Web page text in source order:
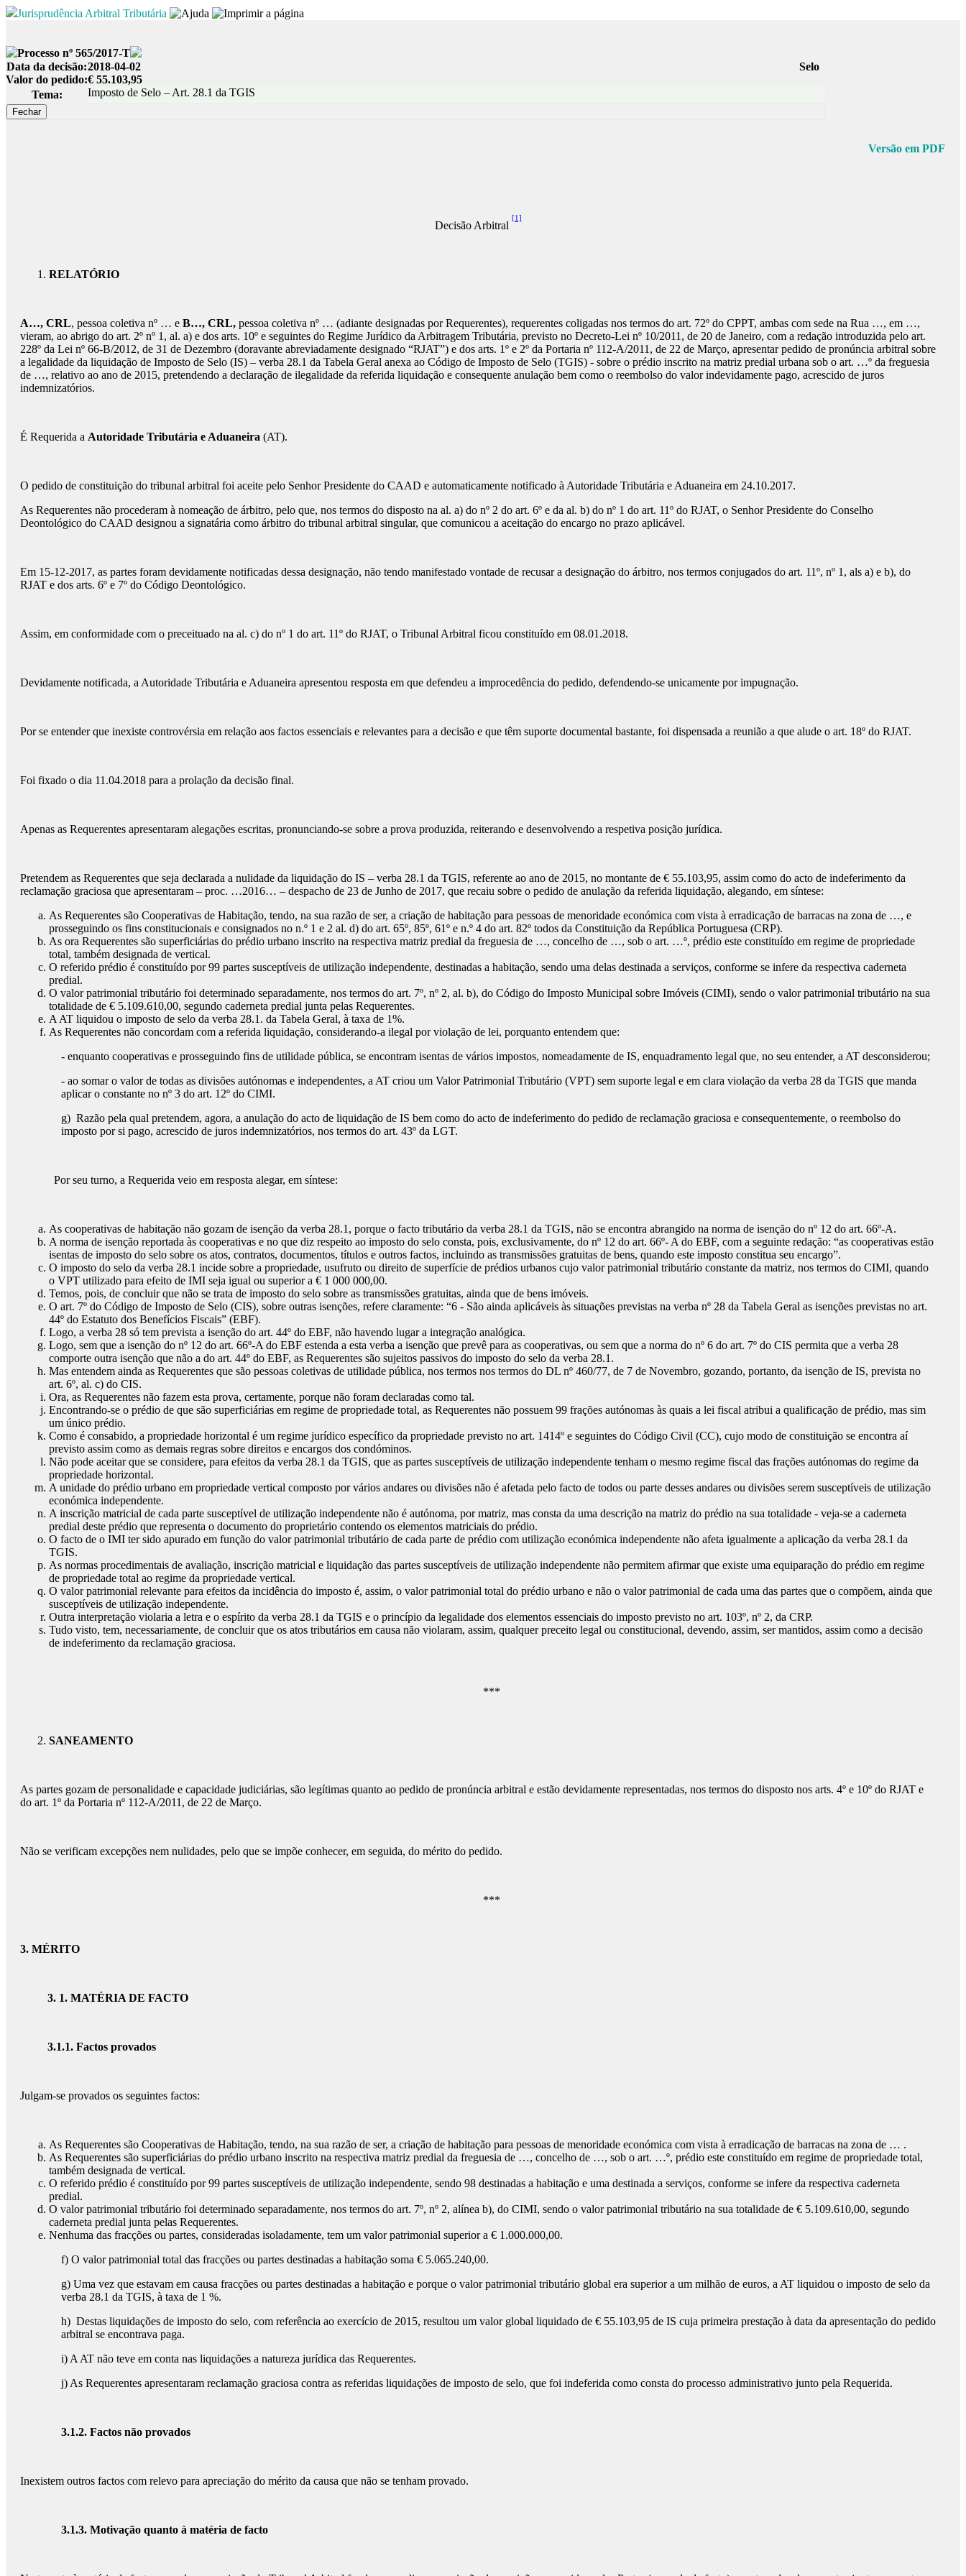
Jurisprudência Arbitral Tributária
Processo nº 565/2017-T
Data da decisão:2018-04-02
Selo
Valor do pedido:€ 55.103,95
Tema:
Imposto de Selo – Art. 28.1 da TGIS
Versão em PDF
Decisão Arbitral
[1]
RELATÓRIO
A…, CRL, pessoa coletiva nº … e B…, CRL, pessoa coletiva nº … (adiante designadas por Requerentes), requerentes coligadas nos termos do art. 72º do CPPT, ambas com sede na Rua …, em …,
vieram, ao abrigo do art. 2º nº 1, al. a) e dos arts. 10º e seguintes do Regime Jurídico da Arbitragem Tributária, previsto no Decreto-Lei nº 10/2011, de 20 de Janeiro, com a redação introduzida pelo art.
228º da Lei nº 66-B/2012, de 31 de Dezembro (doravante abreviadamente designado “RJAT”) e dos arts. 1º e 2º da Portaria nº 112-A/2011, de 22 de Março, apresentar pedido de pronúncia arbitral sobre
a legalidade da liquidação de Imposto de Selo (IS) – verba 28.1 da Tabela Geral anexa ao Código de Imposto de Selo (TGIS) - sobre o prédio inscrito na matriz predial urbana sob o art. …º da freguesia
de …, relativo ao ano de 2015, pretendendo a declaração de ilegalidade da referida liquidação e consequente anulação bem como o reembolso do valor indevidamente pago, acrescido de juros
indemnizatórios.
É Requerida a Autoridade Tributária e Aduaneira (AT).
O pedido de constituição do tribunal arbitral foi aceite pelo Senhor Presidente do CAAD e automaticamente notificado à Autoridade Tributária e Aduaneira em 24.10.2017.
As Requerentes não procederam à nomeação de árbitro, pelo que, nos termos do disposto na al. a) do nº 2 do art. 6º e da al. b) do nº 1 do art. 11º do RJAT, o Senhor Presidente do Conselho
Deontológico do CAAD designou a signatária como árbitro do tribunal arbitral singular, que comunicou a aceitação do encargo no prazo aplicável.
Em 15-12-2017, as partes foram devidamente notificadas dessa designação, não tendo manifestado vontade de recusar a designação do árbitro, nos termos conjugados do art. 11º, nº 1, als a) e b), do
RJAT e dos arts. 6º e 7º do Código Deontológico.
Assim, em conformidade com o preceituado na al. c) do nº 1 do art. 11º do RJAT, o Tribunal Arbitral ficou constituído em 08.01.2018.
Devidamente notificada, a Autoridade Tributária e Aduaneira apresentou resposta em que defendeu a improcedência do pedido, defendendo-se unicamente por impugnação.
Por se entender que inexiste controvérsia em relação aos factos essenciais e relevantes para a decisão e que têm suporte documental bastante, foi dispensada a reunião a que alude o art. 18º do RJAT.
Foi fixado o dia 11.04.2018 para a prolação da decisão final.
Apenas as Requerentes apresentaram alegações escritas, pronunciando-se sobre a prova produzida, reiterando e desenvolvendo a respetiva posição jurídica.
Pretendem as Requerentes que seja declarada a nulidade da liquidação do IS – verba 28.1 da TGIS, referente ao ano de 2015, no montante de € 55.103,95, assim como do acto de indeferimento da
reclamação graciosa que apresentaram – proc. …2016… – despacho de 23 de Junho de 2017, que recaiu sobre o pedido de anulação da referida liquidação, alegando, em síntese:
As Requerentes são Cooperativas de Habitação, tendo, na sua razão de ser, a criação de habitação para pessoas de menoridade económica com vista à erradicação de barracas na zona de …, e
prosseguindo os fins constitucionais e consignados no n.º 1 e 2 al. d) do art. 65º, 85º, 61º e n.º 4 do art. 82º todos da Constituição da República Portuguesa (CRP).
As ora Requerentes são superficiárias do prédio urbano inscrito na respectiva matriz predial da freguesia de …, concelho de …, sob o art. …º, prédio este constituído em regime de propriedade
total, também designada de vertical.
O referido prédio é constituído por 99 partes susceptíveis de utilização independente, destinadas a habitação, sendo uma delas destinada a serviços, conforme se infere da respectiva caderneta
predial.
O valor patrimonial tributário foi determinado separadamente, nos termos do art. 7º, nº 2, al. b), do Código do Imposto Municipal sobre Imóveis (CIMI), sendo o valor patrimonial tributário na sua
totalidade de € 5.109.610,00, segundo caderneta predial junta pelas Requerentes.
A AT liquidou o imposto de selo da verba 28.1. da Tabela Geral, à taxa de 1%.
As Requerentes não concordam com a referida liquidação, considerando-a ilegal por violação de lei, porquanto entendem que:
- enquanto cooperativas e prosseguindo fins de utilidade pública, se encontram isentas de vários impostos, nomeadamente de IS, enquadramento legal que, no seu entender, a AT desconsiderou;
- ao somar o valor de todas as divisões autónomas e independentes, a AT criou um Valor Patrimonial Tributário (VPT) sem suporte legal e em clara violação da verba 28 da TGIS que manda
aplicar o constante no nº 3 do art. 12º do CIMI.
g) Razão pela qual pretendem, agora, a anulação do acto de liquidação de IS bem como do acto de indeferimento do pedido de reclamação graciosa e consequentemente, o reembolso do
imposto por si pago, acrescido de juros indemnizatórios, nos termos do art. 43º da LGT.
Por seu turno, a Requerida veio em resposta alegar, em síntese:
As cooperativas de habitação não gozam de isenção da verba 28.1, porque o facto tributário da verba 28.1 da TGIS, não se encontra abrangido na norma de isenção do nº 12 do art. 66º-A.
A norma de isenção reportada às cooperativas e no que diz respeito ao imposto do selo consta, pois, exclusivamente, do nº 12 do art. 66º- A do EBF, com a seguinte redação: “as cooperativas estão
isentas de imposto do selo sobre os atos, contratos, documentos, títulos e outros factos, incluindo as transmissões gratuitas de bens, quando este imposto constitua seu encargo”.
O imposto do selo da verba 28.1 incide sobre a propriedade, usufruto ou direito de superfície de prédios urbanos cujo valor patrimonial tributário constante da matriz, nos termos do CIMI, quando
o VPT utilizado para efeito de IMI seja igual ou superior a € 1 000 000,00.
Temos, pois, de concluir que não se trata de imposto do selo sobre as transmissões gratuitas, ainda que de bens imóveis.
O art. 7º do Código de Imposto de Selo (CIS), sobre outras isenções, refere claramente: “6 - São ainda aplicáveis às situações previstas na verba nº 28 da Tabela Geral as isenções previstas no art.
44º do Estatuto dos Benefícios Fiscais” (EBF).
Logo, a verba 28 só tem prevista a isenção do art. 44º do EBF, não havendo lugar a integração analógica.
Logo, sem que a isenção do nº 12 do art. 66º-A do EBF estenda a esta verba a isenção que prevê para as cooperativas, ou sem que a norma do nº 6 do art. 7º do CIS permita que a verba 28
comporte outra isenção que não a do art. 44º do EBF, as Requerentes são sujeitos passivos do imposto do selo da verba 28.1.
Mas entendem ainda as Requerentes que são pessoas coletivas de utilidade pública, nos termos nos termos do DL nº 460/77, de 7 de Novembro, gozando, portanto, da isenção de IS, prevista no
art. 6º, al. c) do CIS.
Ora, as Requerentes não fazem esta prova, certamente, porque não foram declaradas como tal.
Encontrando-se o prédio de que são superficiárias em regime de propriedade total, as Requerentes não possuem 99 frações autónomas às quais a lei fiscal atribui a qualificação de prédio, mas sim
um único prédio.
Como é consabido, a propriedade horizontal é um regime jurídico específico da propriedade previsto no art. 1414º e seguintes do Código Civil (CC), cujo modo de constituição se encontra aí
previsto assim como as demais regras sobre direitos e encargos dos condóminos.
Não pode aceitar que se considere, para efeitos da verba 28.1 da TGIS, que as partes susceptíveis de utilização independente tenham o mesmo regime fiscal das frações autónomas do regime da
propriedade horizontal.
A unidade do prédio urbano em propriedade vertical composto por vários andares ou divisões não é afetada pelo facto de todos ou parte desses andares ou divisões serem susceptíveis de utilização
económica independente.
A inscrição matricial de cada parte susceptível de utilização independente não é autónoma, por matriz, mas consta da uma descrição na matriz do prédio na sua totalidade - veja-se a caderneta
predial deste prédio que representa o documento do proprietário contendo os elementos matriciais do prédio.
O facto de o IMI ter sido apurado em função do valor patrimonial tributário de cada parte de prédio com utilização económica independente não afeta igualmente a aplicação da verba 28.1 da
TGIS.
As normas procedimentais de avaliação, inscrição matricial e liquidação das partes susceptíveis de utilização independente não permitem afirmar que existe uma equiparação do prédio em regime
de propriedade total ao regime da propriedade vertical.
O valor patrimonial relevante para efeitos da incidência do imposto é, assim, o valor patrimonial total do prédio urbano e não o valor patrimonial de cada uma das partes que o compõem, ainda que
susceptíveis de utilização independente.
Outra interpretação violaria a letra e o espírito da verba 28.1 da TGIS e o princípio da legalidade dos elementos essenciais do imposto previsto no art. 103º, nº 2, da CRP.
Tudo visto, tem, necessariamente, de concluir que os atos tributários em causa não violaram, assim, qualquer preceito legal ou constitucional, devendo, assim, ser mantidos, assim como a decisão
de indeferimento da reclamação graciosa.
***
SANEAMENTO
As partes gozam de personalidade e capacidade judiciárias, são legítimas quanto ao pedido de pronúncia arbitral e estão devidamente representadas, nos termos do disposto nos arts. 4º e 10º do RJAT e
do art. 1º da Portaria nº 112-A/2011, de 22 de Março.
Não se verificam excepções nem nulidades, pelo que se impõe conhecer, em seguida, do mérito do pedido.
***
3. MÉRITO
3. 1. MATÉRIA DE FACTO
3.1.1. Factos provados
Julgam-se provados os seguintes factos:
As Requerentes são Cooperativas de Habitação, tendo, na sua razão de ser, a criação de habitação para pessoas de menoridade económica com vista à erradicação de barracas na zona de … .
As Requerentes são superficiárias do prédio urbano inscrito na respectiva matriz predial da freguesia de …, concelho de …, sob o art. …º, prédio este constituído em regime de propriedade total,
também designada de vertical.
O referido prédio é constituído por 99 partes susceptíveis de utilização independente, sendo 98 destinadas a habitação e uma destinada a serviços, conforme se infere da respectiva caderneta
predial.
O valor patrimonial tributário foi determinado separadamente, nos termos do art. 7º, nº 2, alínea b), do CIMI, sendo o valor patrimonial tributário na sua totalidade de € 5.109.610,00, segundo
caderneta predial junta pelas Requerentes.
Nenhuma das fracções ou partes, consideradas isoladamente, tem um valor patrimonial superior a € 1.000.000,00.
f) O valor patrimonial total das fracções ou partes destinadas a habitação soma € 5.065.240,00.
g) Uma vez que estavam em causa fracções ou partes destinadas a habitação e porque o valor patrimonial tributário global era superior a um milhão de euros, a AT liquidou o imposto de selo da
verba 28.1 da TGIS, à taxa de 1 %.
h) Destas liquidações de imposto do selo, com referência ao exercício de 2015, resultou um valor global liquidado de € 55.103,95 de IS cuja primeira prestação à data da apresentação do pedido
arbitral se encontrava paga.
i) A AT não teve em conta nas liquidações a natureza jurídica das Requerentes.
j) As Requerentes apresentaram reclamação graciosa contra as referidas liquidações de imposto de selo, que foi indeferida como consta do processo administrativo junto pela Requerida.
3.1.2. Factos não provados
Inexistem outros factos com relevo para apreciação do mérito da causa que não se tenham provado.
3.1.3. Motivação quanto à matéria de facto